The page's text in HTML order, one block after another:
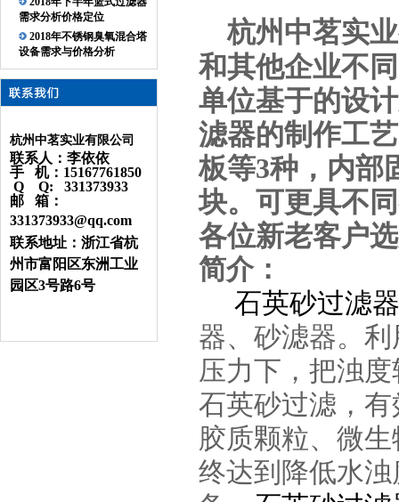
需求分析价格定位
2018年不锈钢臭氧混合塔
设备需求与价格分析
杭州中茗实业有限公司
联系人：李依依
手 机：15167761850
Q Q: 331373933
邮 箱：
331373933@qq.com
联系地址：浙江省杭
州市富阳区东洲工业
园区3号路6号
杭州中茗实
和其他企业不
单位基于的设
滤器的制作工
板等3种，内部
块。可更具不
各位新老客户
简介：
石英砂过滤
器、砂滤器。
压力下，把浊
石英砂过滤，
胶质颗粒、微
终达到降低水